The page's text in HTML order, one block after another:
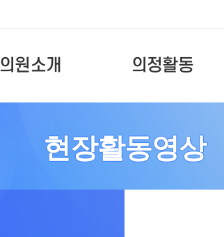
의원소개 의정활동
현장활동영상